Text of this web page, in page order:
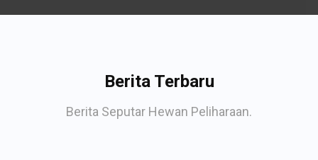
Berita Terbaru
Berita Seputar Hewan Peliharaan.